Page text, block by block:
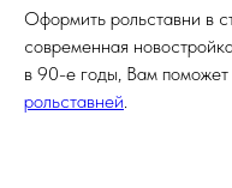
Оформить рольставни в
современная
в 90-е годы, Вам
рольставней